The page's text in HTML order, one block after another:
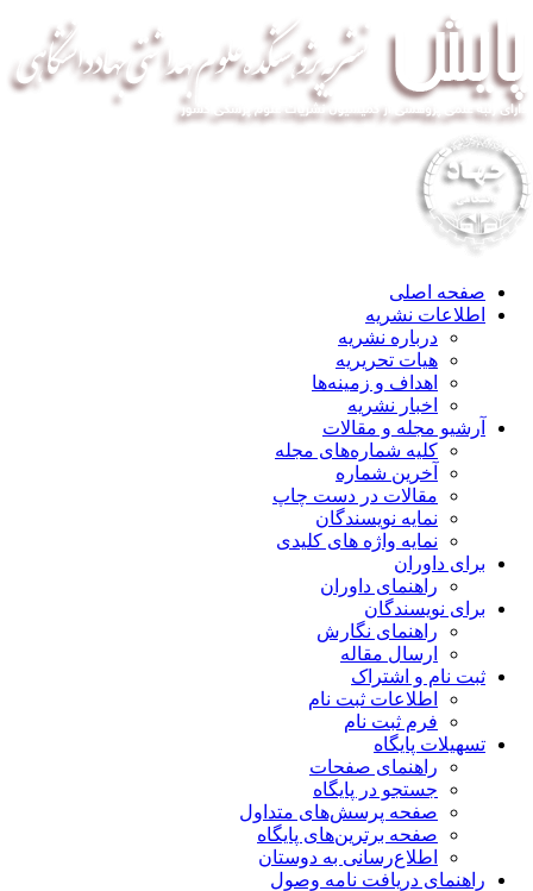
صفحه اصلی
اطلاعات نشریه
درباره نشریه
هیات تحریریه
اهداف و زمینه‌ها
اخبار نشریه
آرشیو مجله و مقالات
کلیه شماره‌های مجله
آخرین شماره
مقالات در دست چاپ
نمایه نویسندگان
نمایه واژه های کلیدی
برای داوران
راهنمای داوران
برای نویسندگان
راهنمای نگارش
ارسال مقاله
ثبت نام و اشتراک
اطلاعات ثبت نام
فرم ثبت نام
تسهیلات پایگاه
راهنمای صفحات
جستجو در پایگاه
صفحه پرسش‌های متداول
صفحه برترین‌های پایگاه
اطلاع‌رسانی به دوستان
راهنمای دریافت نامه وصول